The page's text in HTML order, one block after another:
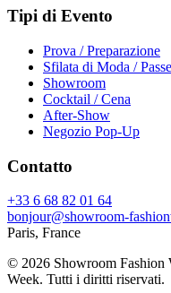
Tipi di Evento
Prova / Preparazione
Sfilata di Moda /
Showroom
Cocktail / Cena
After-Show
Negozio Pop-Up
Contatto
+33 6 68 82 01 64
bonjour@showroom-
Paris, France
© 2026 Showroom Fashion
Week. Tutti i diritti riservati.